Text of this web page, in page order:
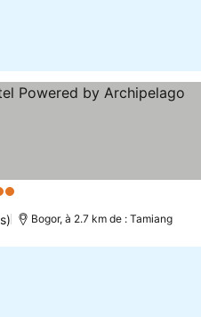
Bogor, à 2.7 km de : Tamiang